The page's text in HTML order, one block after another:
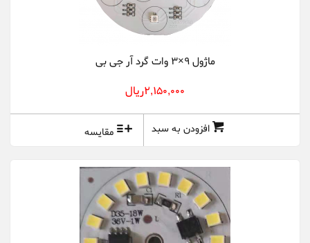
ماژول 9×3 وات گرد آر جی بی
2,150,000ريال
افزودن به سبد مقایسه